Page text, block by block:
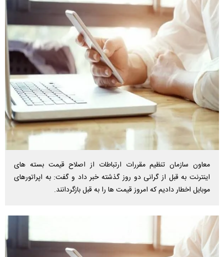
معاون سازمان تنظیم مقررات ارتباطات از اصلاح قیمت بسته های
اینترنت به قبل از گرانی دو روز گذشته خبر داد و گفت: به اپراتورهای
موبایل اخطار دادیم که امروز قیمت ها را به قبل بازگردانند.